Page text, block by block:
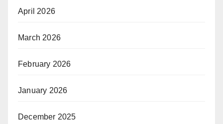
April 2026
March 2026
February 2026
January 2026
December 2025